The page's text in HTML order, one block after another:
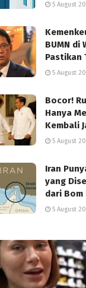
5 August
BUMN di
Pastikan
5 August
Bocor!
Hanya
Kembali
5 August
Iran
yang
dari Bom
5 August